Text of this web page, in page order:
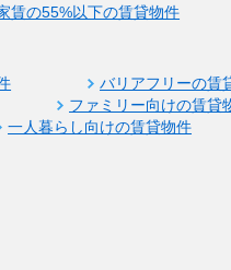
賃の55%以下の賃貸物件
バリアフリーの賃
ファミリー向けの賃貸
一人暮らし向けの賃貸物件